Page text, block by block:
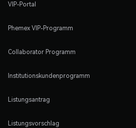
VIP-Portal
Phemex VIP-Programm
Collaborator Programm
Institutionskundenprogramm
Listungsantrag
Listungsvorschlag